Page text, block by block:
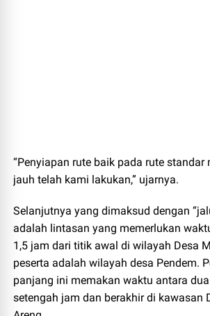
“Penyiapan rute baik pada rute standar
jauh telah kami lakukan,” ujarnya.
Selanjutnya yang dimaksud dengan
adalah lintasan yang memerlukan
1,5 jam dari titik awal di wilayah Desa
peserta adalah wilayah desa Pendem.
panjang ini memakan waktu antara
setengah jam dan berakhir di kawasan